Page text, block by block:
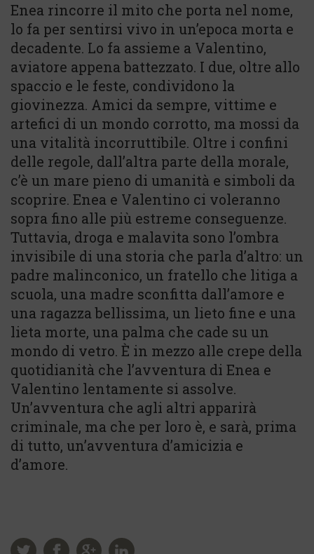
Enea rincorre il mito che porta nel nome,
lo fa per sentirsi vivo in un’epoca morta e
decadente. Lo fa assieme a Valentino,
aviatore appena battezzato. I due, oltre allo
spaccio e le feste, condividono la
giovinezza. Amici da sempre, vittime e
artefici di un mondo corrotto, ma mossi da
una vitalità incorruttibile. Oltre i confini
delle regole, dall’altra parte della morale,
c’è un mare pieno di umanità e simboli da
scoprire. Enea e Valentino ci voleranno
sopra fino alle più estreme conseguenze.
Tuttavia, droga e malavita sono l’ombra
invisibile di una storia che parla d’altro: un
padre malinconico, un fratello che litiga a
scuola, una madre sconfitta dall’amore e
una ragazza bellissima, un lieto fine e una
lieta morte, una palma che cade su un
mondo di vetro. È in mezzo alle crepe della
quotidianità che l’avventura di Enea e
Valentino lentamente si assolve.
Un’avventura che agli altri apparirà
criminale, ma che per loro è, e sarà, prima
di tutto, un’avventura d’amicizia e
d’amore.